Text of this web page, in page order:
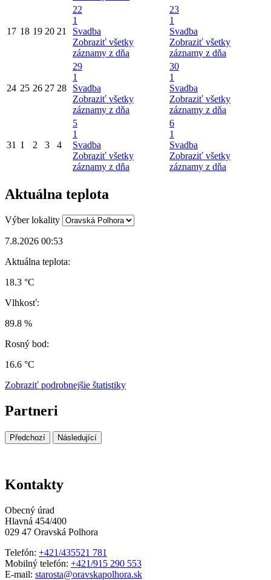
17 18 19 20 21
22
1
Svadba
Zobraziť všetky
záznamy z dňa
23
1
Svadba
Zobraziť všetky
záznamy z dňa
24 25 26 27 28
29
1
Svadba
Zobraziť všetky
záznamy z dňa
30
1
Svadba
Zobraziť všetky
záznamy z dňa
31 1 2 3 4
5
1
Svadba
Zobraziť všetky
záznamy z dňa
6
1
Svadba
Zobraziť všetky
záznamy z dňa
Aktuálna teplota
Výber lokality
7.8.2026 00:53
Aktuálna teplota:
18.3 °C
Vlhkosť:
89.8 %
Rosný bod:
16.6 °C
Zobraziť podrobnejšie štatistiky
Partneri
Předchozí Následující
Kontakty
Obecný úrad
Hlavná 454/400
029 47 Oravská Polhora
Telefón: +421/435521 781
Mobilný telefón: +421/915 290 553
E-mail: starosta@oravskapolhora.sk